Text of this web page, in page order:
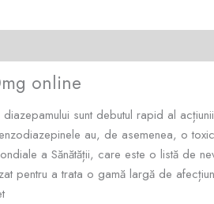
online
diazepamului sunt debutul rapid al
au, de asemenea, o
a Sănătății, care este o listă de
pentru a trata o gamă largă de